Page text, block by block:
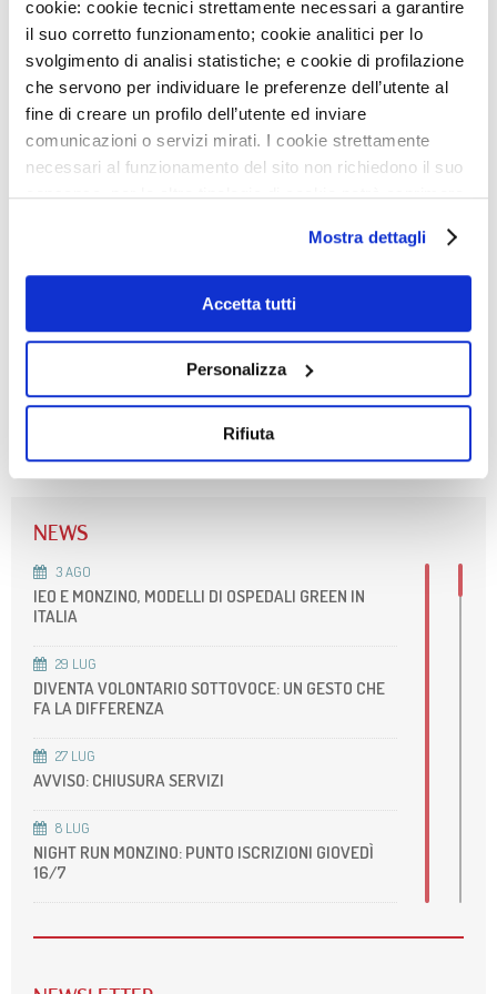
cookie: cookie tecnici strettamente necessari a garantire
il suo corretto funzionamento; cookie analitici per lo
svolgimento di analisi statistiche; e cookie di profilazione
che servono per individuare le preferenze dell’utente al
fine di creare un profilo dell’utente ed inviare
comunicazioni o servizi mirati. I cookie strettamente
necessari al funzionamento del sito non richiedono il suo
consenso, per le altre tipologie di cookie potrà esprimere
Qualora non volesse esprimere preferenze può chiudere
il banner cliccando sul tasto x; in tal caso potranno
essere utilizzati solo i cookie strettamente necessari al
funzionamento del sito. Per “Maggiori Informazioni” la
Mostra dettagli
Accetta tutti
Personalizza
Rifiuta
Barbieri
systematic review and recommendations: a scientific statement
from the American Heart Association. Circulation.
Vai all’abstract
NEWS
3AGO
IEO E MONZINO, MODELLI DI OSPEDALI GREEN IN
ITALIA
29 LUG
DIVENTA VOLONTARIO SOTTOVOCE: UN GESTO CHE
FA LA DIFFERENZA
27 LUG
AVVISO: CHIUSURA SERVIZI
8 LUG
NIGHT RUN MONZINO: PUNTO ISCRIZIONI GIOVEDÌ
16/7
ACCREDITAMENTO DELLA NOSTRA UOS DI RM